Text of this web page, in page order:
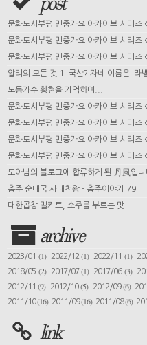
문화도시부평 민중가요 아카이브 시리즈
문화도시부평 민중가요 아카이브 시리즈
문화도시부평 민중가요 아카이브 시리즈
알리의 모든 것 1. 국산? 자네 이름은 '라
노동가수 황현을 기억하며...
문화도시부평 민중가요 아카이브 시리즈
문화도시부평 민중가요 아카이브 시리즈
문화도시부평 민중가요 아카이브 시리즈
문화도시부평 민중가요 아카이브 시리즈
도아님의 블로그에 합류하게 된 丹風입니
충주 순대국 사대천왕 - 충주이야기 79
대한곱창 밀키트, 소주를 부르는 맛!
archive
2023/01 (1) 2022/12(1) 2022/11(1)
2018/05 (2) 2017/07(1) 2017/06(3)
2012/11(9) 2012/10(5) 2012/09(6)
2011/10(16) 2011/09(16) 2011/08(6)
link